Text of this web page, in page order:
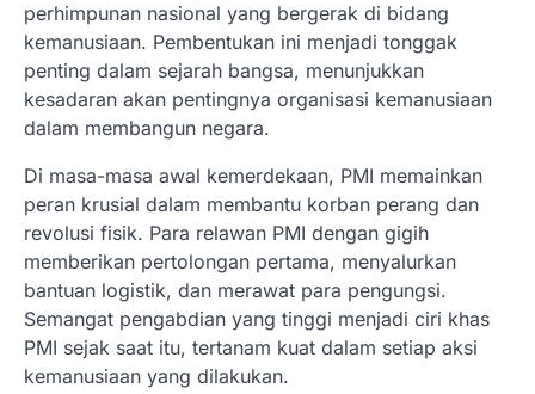
perhimpunan nasional yang bergerak di bidang
kemanusiaan. Pembentukan ini menjadi tonggak
penting dalam sejarah bangsa, menunjukkan
kesadaran akan pentingnya organisasi kemanusiaan
dalam membangun negara.
Di masa-masa awal kemerdekaan, PMI memainkan
peran krusial dalam membantu korban perang dan
revolusi fisik. Para relawan PMI dengan gigih
memberikan pertolongan pertama, menyalurkan
bantuan logistik, dan merawat para pengungsi.
Semangat pengabdian yang tinggi menjadi ciri khas
PMI sejak saat itu, tertanam kuat dalam setiap aksi
kemanusiaan yang dilakukan.